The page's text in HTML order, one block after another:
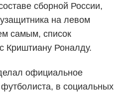
сборной России,
на левом
самым, список
Криштиану Роналду.
официальное
в социальных